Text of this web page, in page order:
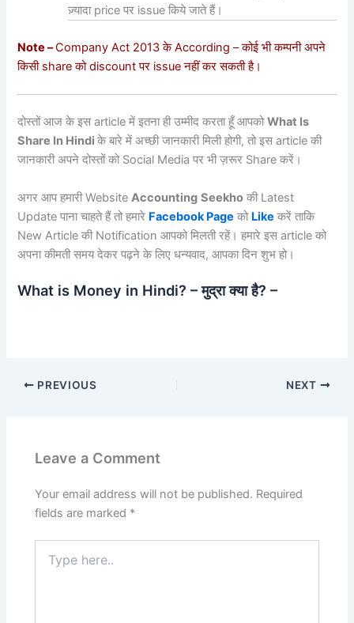
ज़्यादा price पर issue किये जाते हैं।
Note –Company Act 2013 के According – कोई भी कम्पनी अपने
किसी share को discount पर issue नहीं कर सकती है।
दोस्तों आज के इस article में इतना ही उम्मीद करता हूँ आपकोWhat Is
Share In Hindiके बारे में अच्छी जानकारी मिली होगी, तो इस article की
जानकारी अपने दोस्तों को Social Media पर भी ज़रूर Share करें।
अगर आप हमारी Website Accounting Seekho की Latest
Update पाना चाहते हैं तो हमारे Facebook Page को Like करें ताकि
New Article की Notification आपको मिलती रहें। हमारे इस article को
अपना कीमती समय देकर पढ़ने के लिए धन्यवाद, आपका दिन शुभ हो।
What is Money in Hindi? – मुद्रा क्या है? –
PREVIOUS NEXT
Leave a Comment
Your email address will not be published. Required
fields are marked *
here..